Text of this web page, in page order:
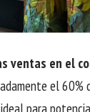
ventas en el
el
para